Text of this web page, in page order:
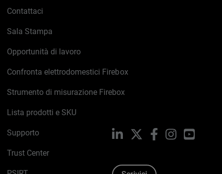
Contattaci
Sala Stampa
Opportunità di lavoro
Confronta elettrodomestici Firebox
Strumento di misurazione Firebox
Lista prodotti e SKU
Supporto
Trust Center
LinkedIn FacebookInstagram